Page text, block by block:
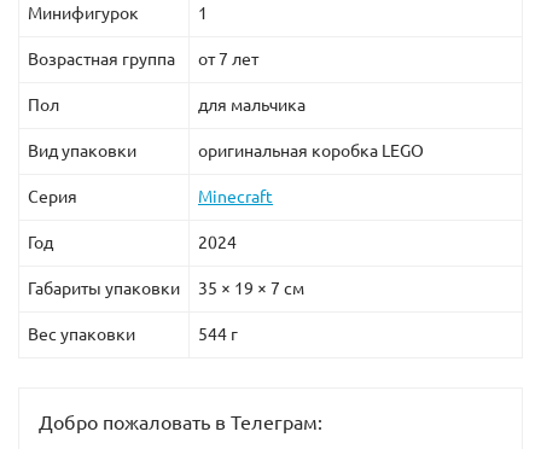
Минифигурок 1
Возрастная группа от 7 лет
Пол для мальчика
Вид упаковки оригинальная коробка LEGO
Серия Minecraft
Год 2024
Габариты упаковки 35 × 19 × 7 см
Вес упаковки 544 г
Добро пожаловать в Телеграм: